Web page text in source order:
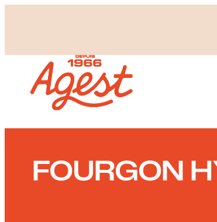
Panneau de gestion des cookies
FOURGON